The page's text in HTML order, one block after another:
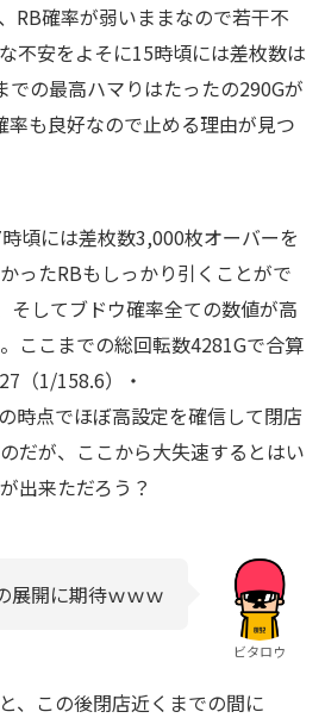
RB確率が弱いままなので若干不
不安をよそに15時頃には差枚数は
での最高ハマりはたったの290Gが
率も良好なので止める理由が見つ
頃には差枚数3,000枚オーバーを
ったRBもしっかり引くことがで
そしてブドウ確率全ての数値が高
ここまでの総回転数4281Gで合算
（1/158.6）・
時点でほぼ高設定を確信して閉店
だが、ここから大失速するとはい
出来ただろう？
展開に期待ｗｗｗ
ビタロウ
、この後閉店近くまでの間に